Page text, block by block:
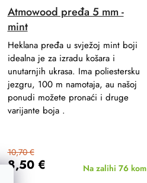
Atmowood pređa 5 mm -
mint
8,50 €
10,70 €
Na zalihi 76 kom
Heklana pređa u svježoj mint boji
idealna je za izradu košara i
unutarnjih ukrasa. Ima poliestersku
jezgru, 100 m namotaja, au našoj
ponudi možete pronaći i druge
varijante boja .